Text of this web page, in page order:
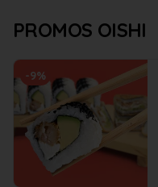
PROMOS OISHI
-9%